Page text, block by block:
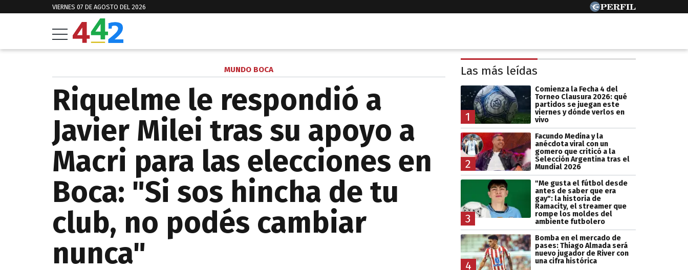
VIERNES 07 DE AGOSTO DEL 2026
MUNDO BOCA
Riquelme le respondió a
Javier Milei tras su apoyo a
Macri para las elecciones en
Boca: "Si sos hincha de tu
club, no podés cambiar
nunca"
Las más leídas
1
Comienza la Fecha 4 del
Torneo Clausura 2026: qué
partidos se juegan este
viernes y dónde verlos en
vivo
2
Facundo Medina y la
anécdota viral con un
gomero que criticó a la
Selección Argentina tras el
Mundial 2026
3
"Me gusta el fútbol desde
antes de saber que era
gay": la historia de
Ramacity, el streamer que
rompe los moldes del
ambiente futbolero
4
Bomba en el mercado de
pases: Thiago Almada será
nuevo jugador de River con
una cifra histórica